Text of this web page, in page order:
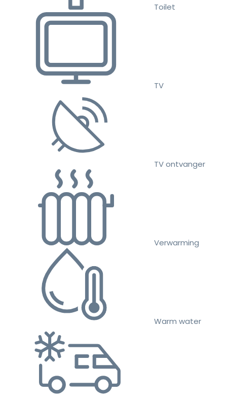
Toilet
TV
TV ontvanger
Verwarming
Warm water